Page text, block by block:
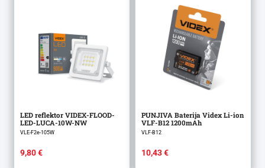
LED reflektor VIDEX-FLOOD-
LED-LUCA-10W-NW
VLE-F2e-105W
9,80€
PUNJIVA Baterija Videx Li-ion
VLF-B12 1200mAh
VLF-B12
10,43€